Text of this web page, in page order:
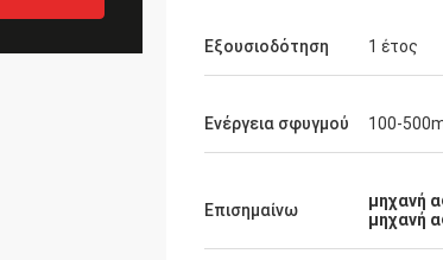
Εξουσιοδότηση 1 έτος
Ενέργεια σφυγμού 100-
Επισημαίνω μηχανή
μηχανή